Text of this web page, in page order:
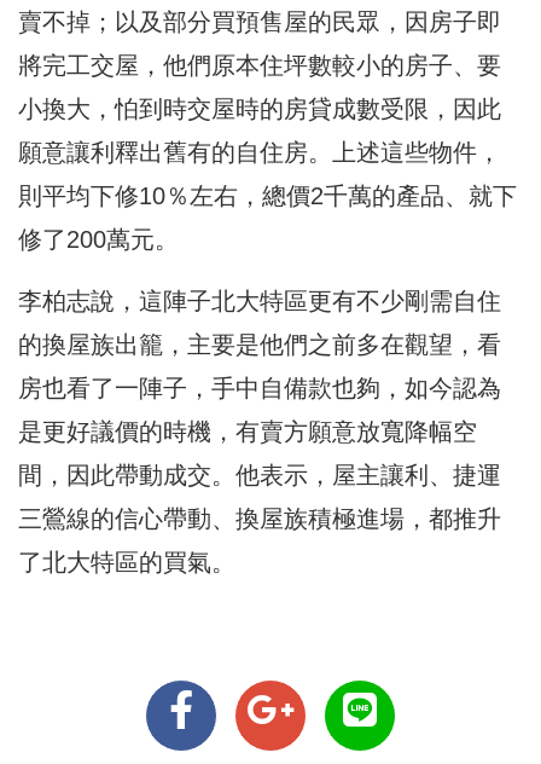
賣不掉；以及部分買預售屋的民眾，因房子即
將完工交屋，他們原本住坪數較小的房子、要
小換大，怕到時交屋時的房貸成數受限，因此
願意讓利釋出舊有的自住房。上述這些物件，
則平均下修10％左右，總價2千萬的產品、就下
修了200萬元。
李柏志說，這陣子北大特區更有不少剛需自住
的換屋族出籠，主要是他們之前多在觀望，看
房也看了一陣子，手中自備款也夠，如今認為
是更好議價的時機，有賣方願意放寬降幅空
間，因此帶動成交。他表示，屋主讓利、捷運
三鶯線的信心帶動、換屋族積極進場，都推升
了北大特區的買氣。